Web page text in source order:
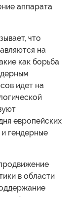
аппарата
что
на
как борьба
идет на
европейских
гендерные
в области